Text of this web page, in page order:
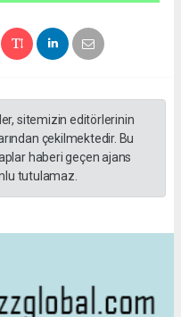
sitemizin editörlerinin
çekilmektedir. Bu
haberi geçen ajans
tutulamaz.